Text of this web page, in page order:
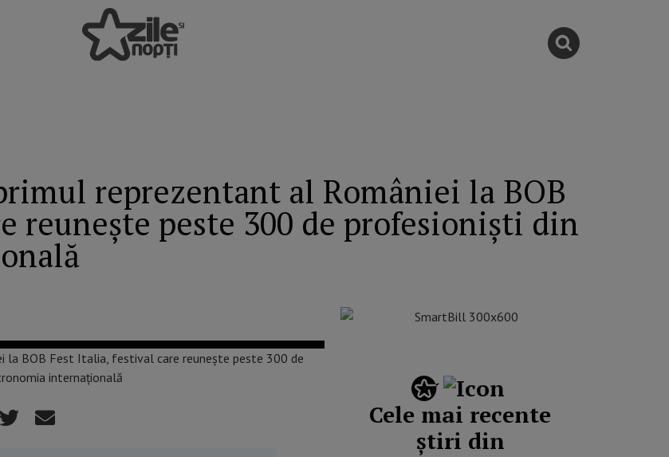
reprezentant al României la BOB
reunește peste 300 de profesioniști din
Cele mai recente
știri din